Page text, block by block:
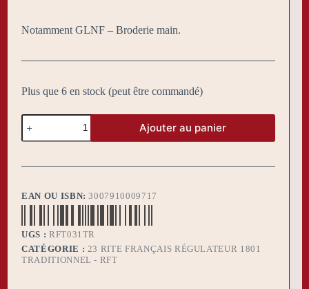
Notamment GLNF – Broderie main.
Plus que 6 en stock (peut être commandé)
quantité
de
Tablier
Maître
Ajouter au panier
EAN OU ISBN:3007910009717
UGS : RFT031TR
CATÉGORIE : 23 RITE FRANÇAIS RÉGULATEUR 1801
TRADITIONNEL - RFT